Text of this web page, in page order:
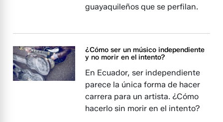
guayaquileños que se perfilan.
¿Cómo ser un músico independiente
y no morir en el intento?
En Ecuador, ser independiente
parece la única forma de hacer
carrera para un artista. ¿Cómo
hacerlo sin morir en el intento?